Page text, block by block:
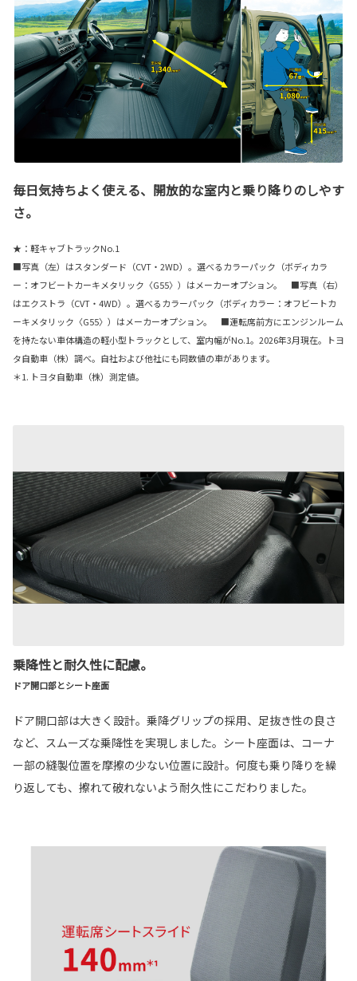
毎日気持ちよく使える、開放的な室内と乗り降りのしやす
さ。
★：軽キャブトラックNo.1
■写真（左）はスタンダード（CVT・2WD）。選べるカラーパック（ボディカラ
ー：オフビートカーキメタリック〈G55〉）はメーカーオプション。 ■写真（右）
はエクストラ（CVT・4WD）。選べるカラーパック（ボディカラー：オフビートカ
ーキメタリック〈G55〉）はメーカーオプション。 ■運転席前方にエンジンルーム
を持たない車体構造の軽小型トラックとして、室内幅がNo.1。2026年3月現在。トヨ
タ自動車（株）調べ。自社および他社にも同数値の車があります。
＊1. トヨタ自動車（株）測定値。
乗降性と耐久性に配慮。
ドア開口部とシート座面
ドア開口部は大きく設計。乗降グリップの採用、足抜き性の良さ
など、スムーズな乗降性を実現しました。シート座面は、コーナ
ー部の縫製位置を摩擦の少ない位置に設計。何度も乗り降りを繰
り返しても、擦れて破れないよう耐久性にこだわりました。